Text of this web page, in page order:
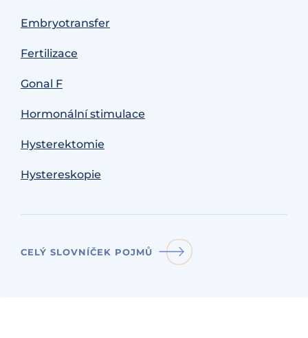
Embryotransfer
Fertilizace
Gonal F
Hormonální stimulace
Hysterektomie
Hystereskopie
CELÝ SLOVNÍČEK POJMŮ